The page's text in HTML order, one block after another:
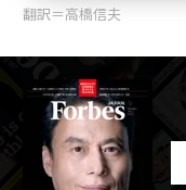
翻訳＝高橋信夫